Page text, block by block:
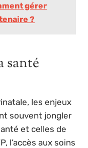
gérer
?
santé
les enjeux
souvent jongler
et celles de
l’accès aux soins